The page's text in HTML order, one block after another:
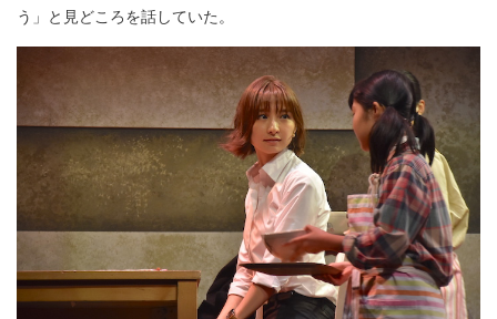
う」と見どころを話していた。